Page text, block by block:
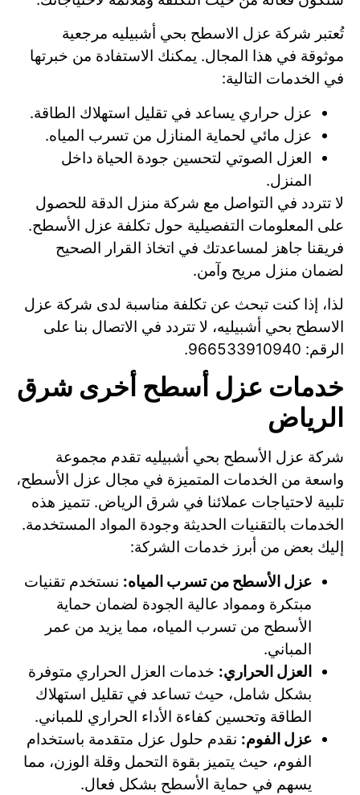
تُعتبر شركة عزل الاسطح بحي أشبيليه مرجعية
موثوقة في هذا المجال. يمكنك الاستفادة من خبرتها
في الخدمات التالية:
عزل حراري يساعد في تقليل استهلاك الطاقة.
عزل مائي لحماية المنازل من تسرب المياه.
العزل الصوتي لتحسين جودة الحياة داخل
المنزل.
لا تتردد في التواصل مع شركة منزل الدقة للحصول
على المعلومات التفصيلية حول تكلفة عزل الأسطح.
فريقنا جاهز لمساعدتك في اتخاذ القرار الصحيح
لضمان منزل مريح وآمن.
لذا، إذا كنت تبحث عن تكلفة مناسبة لدى شركة عزل
الاسطح بحي أشبيليه، لا تتردد في الاتصال بنا على
الرقم: 966533910940.
خدمات عزل أسطح أخرى شرق
الرياض
شركة عزل الأسطح بحي أشبيليه تقدم مجموعة
واسعة من الخدمات المتميزة في مجال عزل الأسطح،
تلبية لاحتياجات عملائنا في شرق الرياض. تتميز هذه
الخدمات بالتقنيات الحديثة وجودة المواد المستخدمة.
إليك بعض من أبرز خدمات الشركة:
عزل الأسطح من تسرب المياه: نستخدم تقنيات
مبتكرة وممواد عالية الجودة لضمان حماية
الأسطح من تسرب المياه، مما يزيد من عمر
المباني.
العزل الحراري: خدمات العزل الحراري متوفرة
بشكل شامل، حيث تساعد في تقليل استهلاك
الطاقة وتحسين كفاءة الأداء الحراري للمباني.
عزل الفوم: نقدم حلول عزل متقدمة باستخدام
الفوم، حيث يتميز بقوة التحمل وقلة الوزن، مما
يسهم في حماية الأسطح بشكل فعال.